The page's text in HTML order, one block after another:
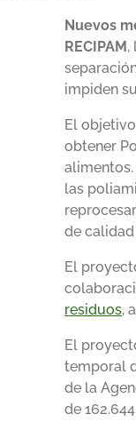
Nuevos
RECIPAM,
impiden
El
obtener
las
de
El
residuos,
El
temporal
de la
de